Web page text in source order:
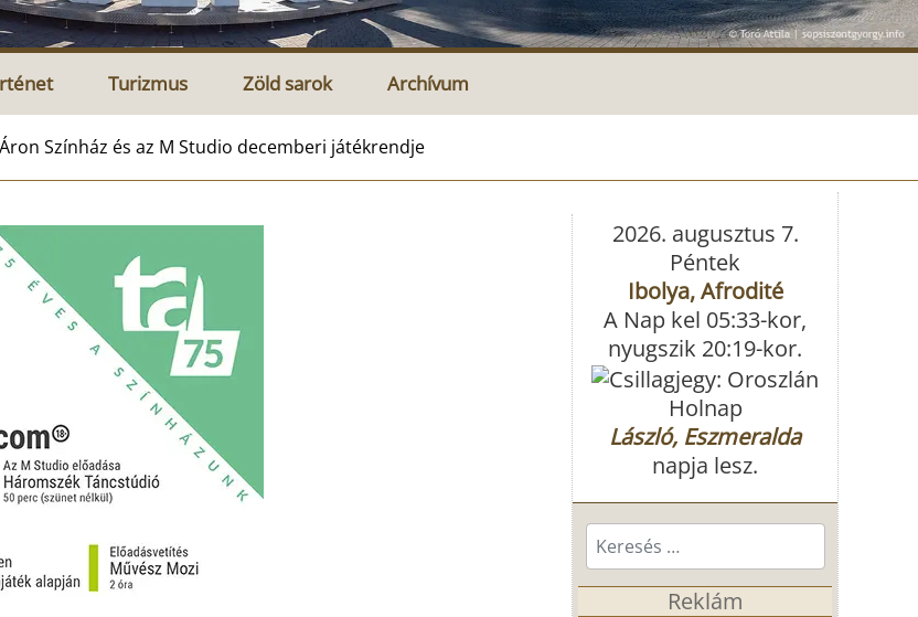
Turizmus Zöld sarok Archívum
Színház és az M Studio decemberi játékrendje
2026. augusztus 7.
Péntek
Ibolya, Afrodité
A Nap kel 05:33-kor,
nyugszik 20:19-kor.
Holnap
László, Eszmeralda
napja lesz.
Keresés...
Reklám